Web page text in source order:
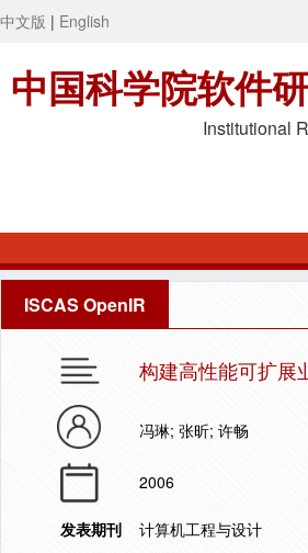
中文版 | English
中国科学院软件
Institutional
ISCAS OpenIR
构建高性能可扩展
冯琳; 张昕; 许畅
2006
发表期刊
计算机工程与设计